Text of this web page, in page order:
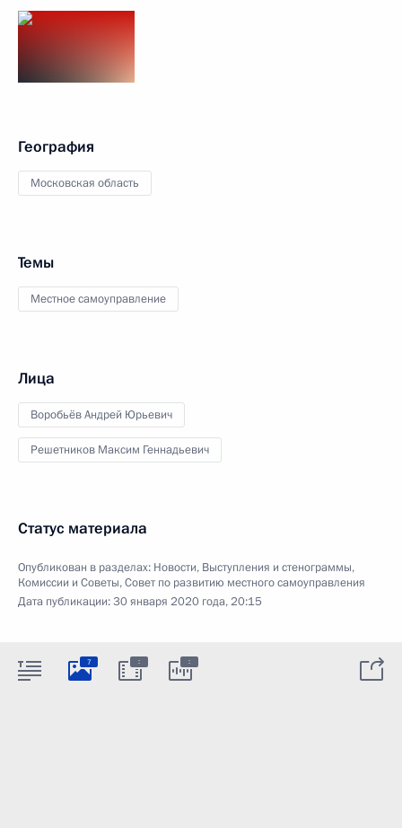
География
Московская область
Темы
Местное самоуправление
Лица
Воробьёв Андрей Юрьевич
Решетников Максим Геннадьевич
Статус материала
Опубликован в разделах: Новости, Выступления и стенограммы,
Комиссии и Советы,Совет по развитию местного самоуправления
Дата публикации:30 января 2020 года, 20:15
7 : :